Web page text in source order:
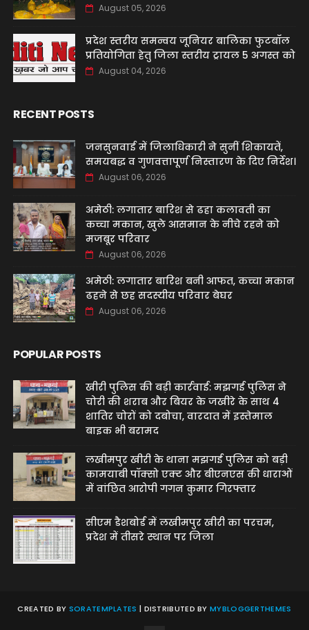
August 05, 2026
प्रदेश स्तरीय समन्वय जूनियर बालिका फुटबॉल
प्रतियोगिता हेतु जिला स्तरीय ट्रायल 5 अगस्त को
August 04, 2026
RECENT POSTS
जनसुनवाई में जिलाधिकारी ने सुनीं शिकायतें,
समयबद्ध व गुणवत्तापूर्ण निस्तारण के दिए निर्देश।
August 06, 2026
अमेठी: लगातार बारिश से ढहा कलावती का
कच्चा मकान, खुले आसमान के नीचे रहने को
मजबूर परिवार
August 06, 2026
अमेठी: लगातार बारिश बनी आफत, कच्चा मकान
ढहने से छह सदस्यीय परिवार बेघर
August 06, 2026
POPULAR POSTS
खीरी पुलिस की बड़ी कार्रवाई: मझगई पुलिस ने
चोरी की शराब और बियर के जखीरे के साथ 4
शातिर चोरों को दबोचा, वारदात में इस्तेमाल
बाइक भी बरामद
लखीमपुर खीरी के थाना मझगई पुलिस को बड़ी
कामयाबी पॉक्सो एक्ट और बीएनएस की धाराओं
में वांछित आरोपी गगन कुमार गिरफ्तार
सीएम डैशबोर्ड में लखीमपुर खीरी का परचम,
प्रदेश में तीसरे स्थान पर जिला
CREATED BY SORATEMPLATES | DISTRIBUTED BYMYBLOGGERTHEMES